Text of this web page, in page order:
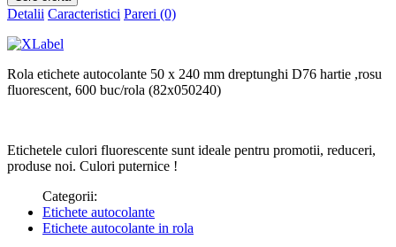
Detalii Caracteristici Pareri (0)
Rola etichete autocolante 50 x 240 mm dreptunghi D76 hartie ,rosu
fluorescent, 600 buc/rola (82x050240)
Etichetele culori fluorescente sunt ideale pentru promotii, reduceri,
produse noi. Culori puternice !
Categorii:
Etichete autocolante
Etichete autocolante in rola